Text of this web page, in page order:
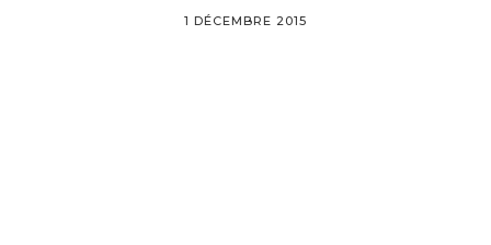
1 DÉCEMBRE 2015